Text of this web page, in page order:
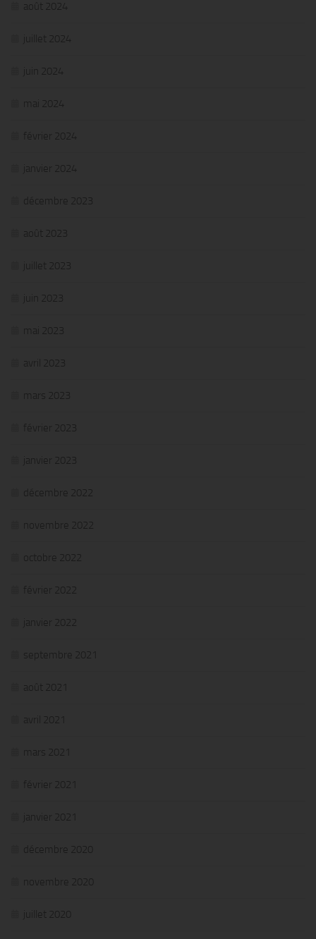
août 2024
juillet 2024
juin 2024
mai 2024
février 2024
janvier 2024
décembre 2023
août 2023
juillet 2023
juin 2023
mai 2023
avril 2023
mars 2023
février 2023
janvier 2023
décembre 2022
novembre 2022
octobre 2022
février 2022
janvier 2022
septembre 2021
août 2021
avril 2021
mars 2021
février 2021
janvier 2021
décembre 2020
novembre 2020
juillet 2020